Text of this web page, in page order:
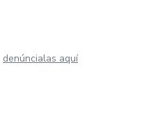
denúncialas aquí